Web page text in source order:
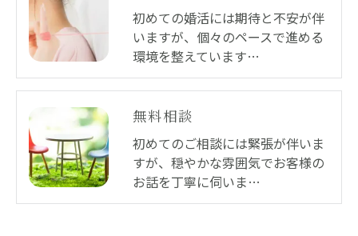
初めての婚活には期待と不安が伴
いますが、個々のペースで進める
環境を整えています…
無料相談
初めてのご相談には緊張が伴いま
すが、穏やかな雰囲気でお客様の
お話を丁寧に伺いま…